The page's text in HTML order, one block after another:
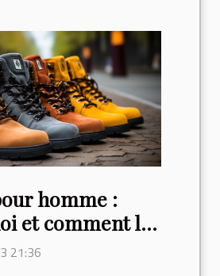
homme :
et comment les
21:36